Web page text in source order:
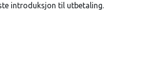
introduksjon til utbetaling.